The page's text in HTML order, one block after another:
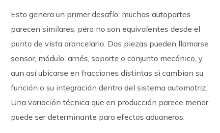
Esto genera un primer desafío: muchas autopartes
parecen similares, pero no son equivalentes desde el
punto de vista arancelario. Dos piezas pueden llamarse
sensor, módulo, arnés, soporte o conjunto mecánico, y
aun así ubicarse en fracciones distintas si cambian su
función o su integración dentro del sistema automotriz.
Una variación técnica que en producción parece menor
puede ser determinante para efectos aduaneros.